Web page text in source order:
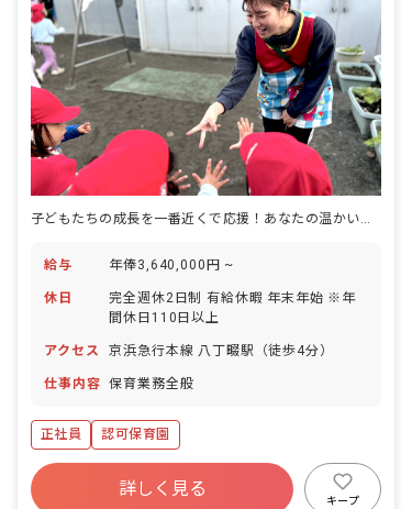
給与 年俸3,640,000円 ~
休日
完全週休2日制 有給休暇 年末年始 ※年
間休日110日以上
アクセス 京浜急行本線 八丁畷駅（徒歩4分）
仕事内容 保育業務全般
正社員 認可保育園
詳しく見る
キープ